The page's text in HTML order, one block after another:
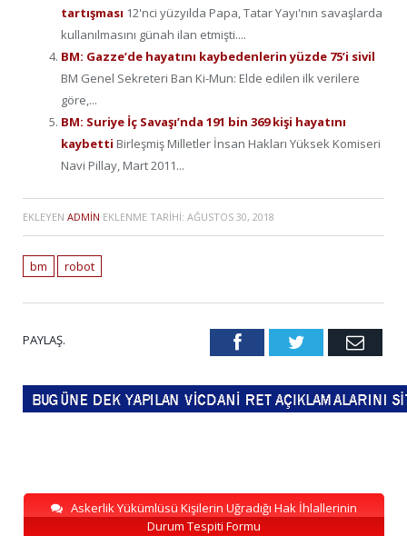
tartışması 12'nci yüzyılda Papa, Tatar Yayı'nın savaşlarda
kullanılmasını günah ilan etmişti....
BM: Gazze’de hayatını kaybedenlerin yüzde 75’i sivil
BM Genel Sekreteri Ban Ki-Mun: Elde edilen ilk verilere
göre,...
BM: Suriye İç Savaşı’nda 191 bin 369 kişi hayatını
kaybetti Birleşmiş Milletler İnsan Hakları Yüksek Komiseri
Navi Pillay, Mart 2011...
EKLEYEN ADMIN EKLENME TARIHI: AĞUSTOS 30, 2018
bm robot
PAYLAŞ. FacebookTwitter Email
Askerlik Yükümlüsü Kişilerin Uğradığı Hak İhlallerinin
Durum Tespiti Formu